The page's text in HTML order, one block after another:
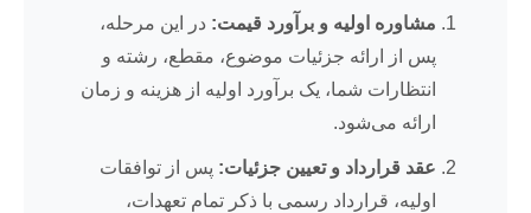
مشاوره اولیه و برآورد قیمت: در این مرحله،
پس از ارائه جزئیات موضوع، مقطع، رشته و
انتظارات شما، یک برآورد اولیه از هزینه و زمان
ارائه می‌شود.
عقد قرارداد و تعیین جزئیات: پس از توافقات
اولیه، قرارداد رسمی با ذکر تمام تعهدات،